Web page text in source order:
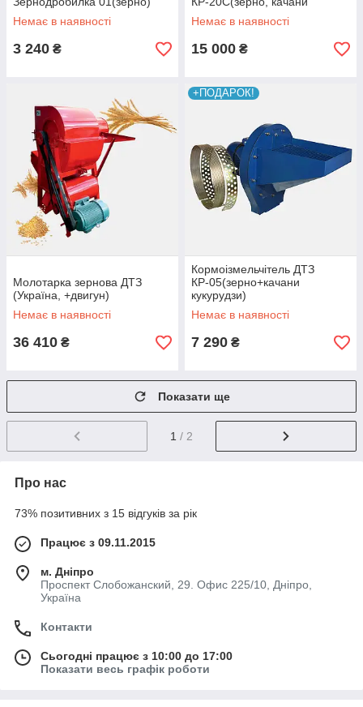
Немає в наявності
3 240 ₴
кукурудзи, великі овочі,
фрукти, стебла)
Немає в наявності
15 000 ₴
Молотарка зернова ДТЗ
(Україна, +двигун)
Немає в наявності
36 410 ₴
+ПОДАРОК!
Кормоізмельчітель ДТЗ
КР-05(зерно+качани
кукурудзи)
Немає в наявності
7 290 ₴
Показати ще
1 / 2
Про нас
73% позитивних з 15 відгуків за рік
Працює з 09.11.2015
м. Дніпро
Проспект Слобожанский, 29. Офис 225/10, Дніпро,
Україна
Контакти
Сьогодні працює з 10:00 до 17:00
Показати весь графік роботи